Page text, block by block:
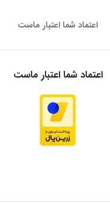
اعتماد شما اعتبار ماست
اعتماد شما اعتبار ماست